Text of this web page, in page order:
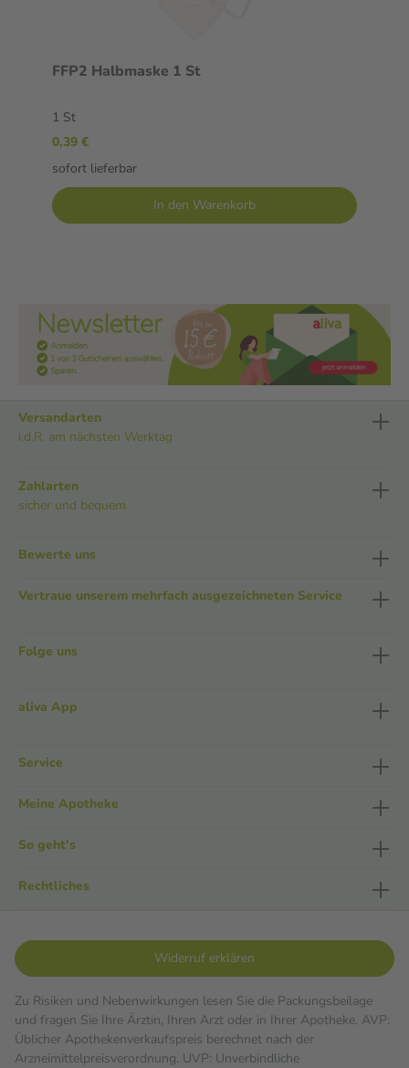
FFP2 Halbmaske 1 St
1 St
0,39 €
sofort lieferbar
In den Warenkorb
Versandarten
i.d.R. am nächsten Werktag
Zahlarten
sicher und bequem
Bewerte uns
Vertraue unserem mehrfach ausgezeichneten Service
Folge uns
aliva App
Service
Meine Apotheke
So geht's
Rechtliches
Widerruf erklären
Zu Risiken und Nebenwirkungen lesen Sie die Packungsbeilage
und fragen Sie Ihre Ärztin, Ihren Arzt oder in Ihrer Apotheke. AVP:
Üblicher Apothekenverkaufspreis berechnet nach der
Arzneimittelpreisverordnung. UVP: Unverbindliche